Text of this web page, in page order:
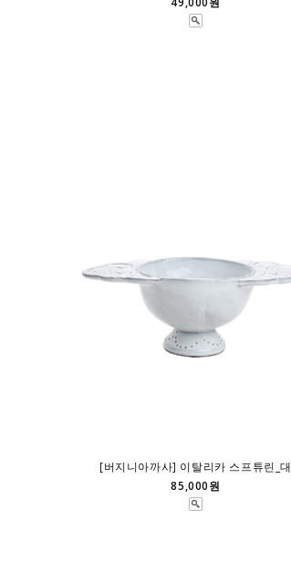
[버지니아까사] 이탈리카 스프튜린_대
85,000원